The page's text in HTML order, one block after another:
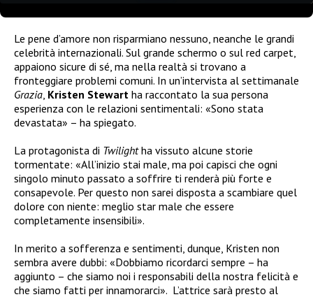
Le pene d’amore non risparmiano nessuno, neanche le grandi
celebrità internazionali. Sul grande schermo o sul red carpet,
appaiono sicure di sé, ma nella realtà si trovano a
fronteggiare problemi comuni. In un’intervista al settimanale
Grazia Kristen Stewart ha raccontato la sua persona
esperienza con le relazioni sentimentali: «Sono stata
devastata» – ha spiegato.
La protagonista di Twilightha vissuto alcune storie
tormentate: «All’inizio stai male, ma poi capisci che ogni
singolo minuto passato a soffrire ti renderà più forte e
consapevole. Per questo non sarei disposta a scambiare quel
dolore con niente: meglio star male che essere
completamente insensibili».
In merito a sofferenza e sentimenti, dunque, Kristen non
sembra avere dubbi: «Dobbiamo ricordarci sempre – ha
aggiunto – che siamo noi i responsabili della nostra felicità e
che siamo fatti per innamorarci». L’attrice sarà presto al